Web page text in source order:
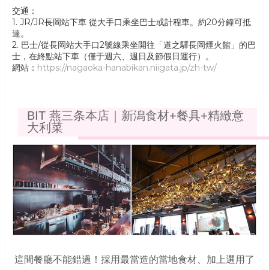
交通：
1. JR/JR長岡站下車 從大手口乘坐巴士或計程車。約20分鐘可抵
達。
2. 巴士/從長岡站大手口2號線乘坐開往「道之驛長岡煙火館」的巴
士，在終點站下車（僅于週六、週日及節假日運行）。
網站： https://nagaoka-hanabikan.niigata.jp/zh-tw/
BIT 燕三条本店｜新潟食材+餐具+精緻意
大利菜
這間餐廳不能錯過！採用最當造的當地食材、加上選用了